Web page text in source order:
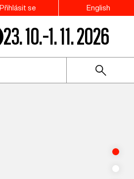
Přihlásit se English
23. 10.–1. 11. 2026